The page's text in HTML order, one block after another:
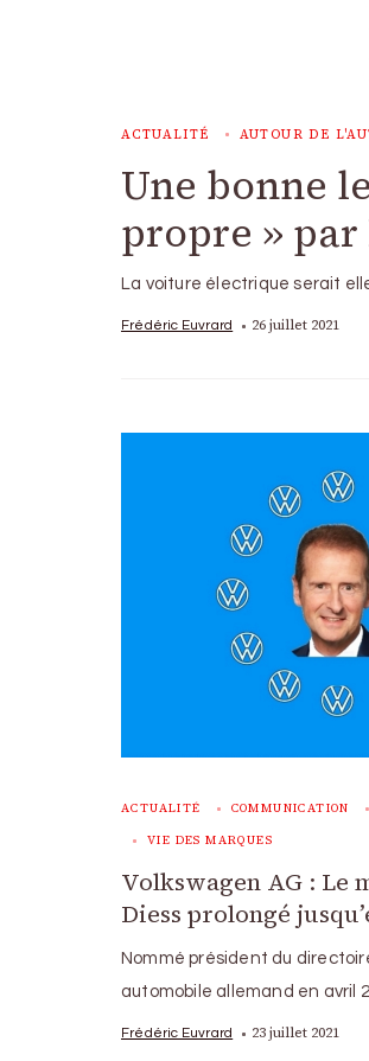
ACTUALITÉ AUTOUR DE
Une bonne
propre »
La voiture électrique serait
Frédéric Euvrard 26 juillet 2021
ACTUALITÉ COMMUNICATION
VIE DES MARQUES
Volkswagen AG : Le
Diess prolongé
Nommé président du
automobile allemand en avril
Frédéric Euvrard 23 juillet 2021